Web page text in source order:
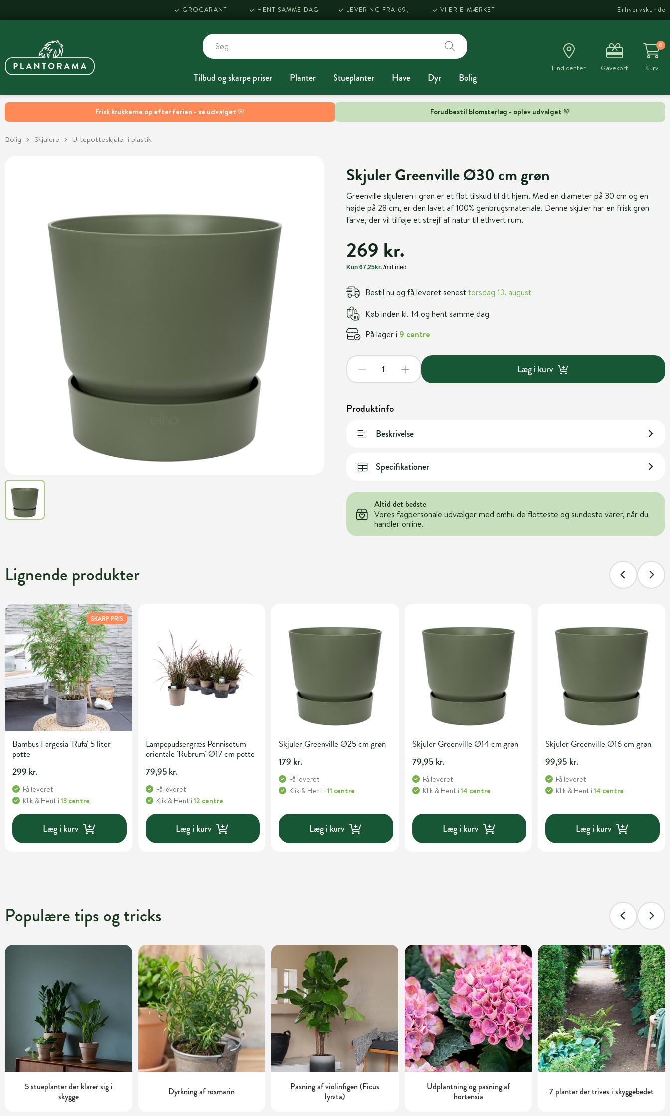
Frisk krukkerne op efter ferien - se udvalget 🌸 Forudbestil blomsterløg - oplev udvalget 💚
GROGARANTI HENT SAMME DAG LEVERING FRA 69,- VI ER E-MÆRKET Erhvervskunde
Tilbud og skarpe priser Planter Stueplanter Have Dyr Bolig
Find center Gavekort
0
Kurv
Bolig Skjulere Urtepotteskjuler i plastik
Skjuler Greenville Ø30 cm grøn
Greenville skjuleren i grøn er et flot tilskud til dit hjem. Med en diameter på 30 cm og en
højde på 28 cm, er den lavet af 100% genbrugsmateriale. Denne skjuler har en frisk grøn
farve, der vil tilføje et strejf af natur til ethvert rum.
269 kr.
Bestil nu og få leveret senesttorsdag 13. august
Køb inden kl. 14 og hent samme dag
På lager i 9 centre
Læg i kurv
Produktinfo
Beskrivelse
Specifikationer
Altid det bedste
Vores fagpersonale udvælger med omhu de flotteste og sundeste varer, når du
handler online.
Lignende produkter
SKARP PRIS
Bambus Fargesia 'Rufa' 5 liter
potte
299 kr.
Få leveret
Klik & Hent i 13 centre
Læg i kurv
Lampepudsergræs Pennisetum
orientale 'Rubrum' Ø17 cm potte
79,95 kr.
Få leveret
Klik & Hent i12 centre
Læg i kurv
Skjuler Greenville Ø25 cm grøn
179 kr.
Få leveret
Klik & Hent i11 centre
Læg i kurv
Skjuler Greenville Ø14 cm grøn
79,95 kr.
Få leveret
Klik & Hent i 14 centre
Læg i kurv
Skjuler Greenville Ø16 cm grøn
99,95 kr.
Få leveret
Klik & Hent i 14 centre
Læg i kurv
Populære tips og tricks
5 stueplanter der klarer sig i
skygge
Dyrkning af rosmarin
Pasning af violinfigen (Ficus
lyrata)
Udplantning og pasning af
hortensia
7 planter der trives i skyggebedet